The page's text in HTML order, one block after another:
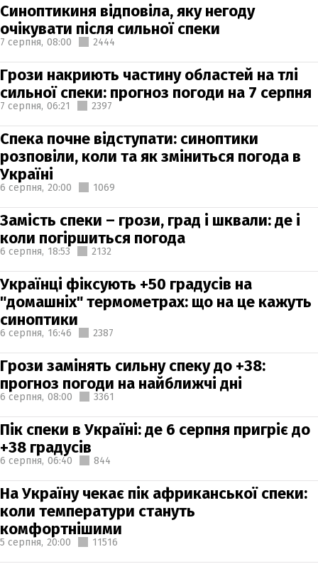
Синоптикиня відповіла, яку негоду
очікувати після сильної спеки
7 серпня, 08:00 2444
Грози накриють частину областей на тлі
сильної спеки: прогноз погоди на 7 серпня
7 серпня, 06:21 2397
Спека почне відступати: синоптики
розповіли, коли та як зміниться погода в
Україні
6 серпня, 20:00 1069
Замість спеки – грози, град і шквали: де і
коли погіршиться погода
6 серпня, 18:53 2132
Українці фіксують +50 градусів на
"домашніх" термометрах: що на це кажуть
синоптики
6 серпня, 16:46 2387
Грози замінять сильну спеку до +38:
прогноз погоди на найближчі дні
6 серпня, 08:00 3361
Пік спеки в Україні: де 6 серпня пригріє до
+38 градусів
6 серпня, 06:40 844
На Україну чекає пік африканської спеки:
коли температури стануть
комфортнішими
5 серпня, 20:00 11516